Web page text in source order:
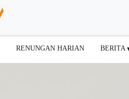
RENUNGAN HARIAN BERITA